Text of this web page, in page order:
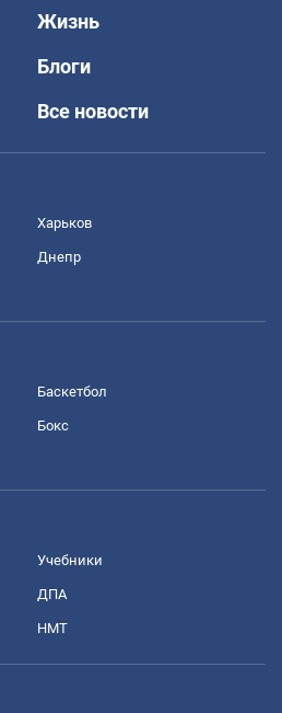
Жизнь
Блоги
Все новости
Харьков
Днепр
Баскетбол
Бокс
Учебники
ДПА
НМТ